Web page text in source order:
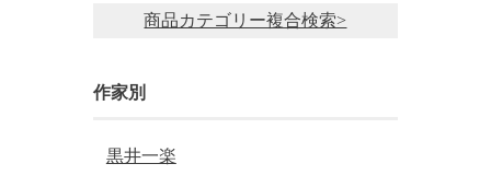
商品カテゴリー複合検索>
作家別
黒井一楽